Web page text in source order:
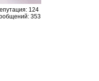
124
353